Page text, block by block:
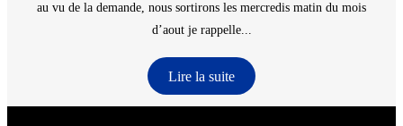
au vu de la demande, nous sortirons les mercredis matin du mois
d’aout je rappelle...
Lire la suite